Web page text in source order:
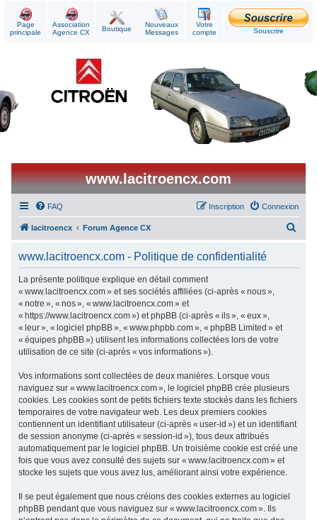
Page
principale
Association
Agence CX
Boutique
Nouveaux
Messages
Votre
compte
Souscrire
www.lacitroencx.com
FAQ Connexion
Inscription
lacitroencx Forum Agence CX
www.lacitroencx.com - Politique de confidentialité
La présente politique explique en détail comment
« www.lacitroencx.com » et ses sociétés affiliées (ci-après « nous »,
« notre », « nos », « www.lacitroencx.com » et
« https://www.lacitroencx.com ») et phpBB (ci-après « ils », « eux »,
« leur », « logiciel phpBB », « www.phpbb.com », « phpBB Limited » et
« équipes phpBB ») utilisent les informations collectées lors de votre
utilisation de ce site (ci-après « vos informations »).
Vos informations sont collectées de deux manières. Lorsque vous
naviguez sur « www.lacitroencx.com », le logiciel phpBB crée plusieurs
cookies. Les cookies sont de petits fichiers texte stockés dans les fichiers
temporaires de votre navigateur web. Les deux premiers cookies
contiennent un identifiant utilisateur (ci-après « user-id ») et un identifiant
de session anonyme (ci-après « session-id »), tous deux attribués
automatiquement par le logiciel phpBB. Un troisième cookie est créé une
fois que vous avez consulté des sujets sur « www.lacitroencx.com » et
stocke les sujets que vous avez lus, améliorant ainsi votre expérience.
Il se peut également que nous créions des cookies externes au logiciel
phpBB pendant que vous naviguez sur « www.lacitroencx.com ». Ils